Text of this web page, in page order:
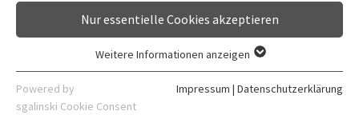
Karriere
Kontaktdaten
Nur essentielle Cookies akzeptieren
Essentielle Cookies werden für grundlegende Funktionen der
Webseite benötigt. Dadurch ist gewährleistet, dass die
Weitere Informationen anzeigen
Powered by
sgalinski Cookie Consent
Impressum | Datenschutzerklärung